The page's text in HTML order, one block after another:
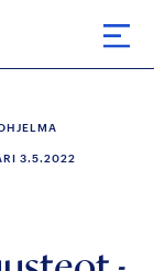
3.5.2022